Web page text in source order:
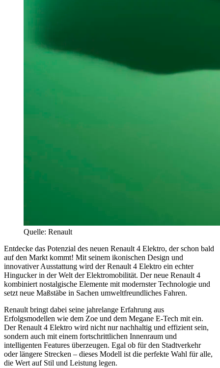
Quelle: Renault
Entdecke das Potenzial des neuen Renault 4 Elektro, der schon bald
auf den Markt kommt! Mit seinem ikonischen Design und
innovativer Ausstattung wird der Renault 4 Elektro ein echter
Hingucker in der Welt der Elektromobilität. Der neue Renault 4
kombiniert nostalgische Elemente mit modernster Technologie und
setzt neue Maßstäbe in Sachen umweltfreundliches Fahren.
Renault bringt dabei seine jahrelange Erfahrung aus
Erfolgsmodellen wie dem Zoe und dem Megane E-Tech mit ein.
Der Renault 4 Elektro wird nicht nur nachhaltig und effizient sein,
sondern auch mit einem fortschrittlichen Innenraum und
intelligenten Features überzeugen. Egal ob für den Stadtverkehr
oder längere Strecken – dieses Modell ist die perfekte Wahl für alle,
die Wert auf Stil und Leistung legen.